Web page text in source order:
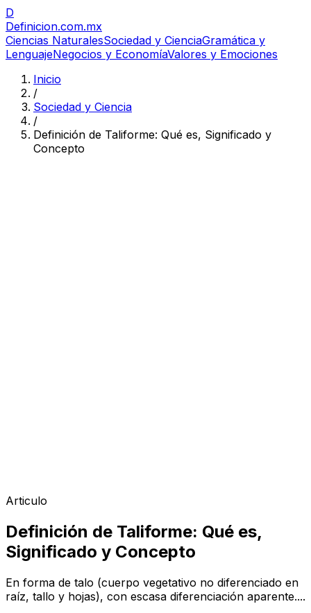
D
Definicion.com.mx
Ciencias NaturalesSociedad y CienciaGramática y
LenguajeNegocios y EconomíaValores y Emociones
Inicio
/
Sociedad y Ciencia
/
Definición de Taliforme: Qué es, Significado y
Concepto
Articulo
Definición de Taliforme: Qué es,
Significado y Concepto
En forma de talo (cuerpo vegetativo no diferenciado en
raíz, tallo y hojas), con escasa diferenciación aparente....